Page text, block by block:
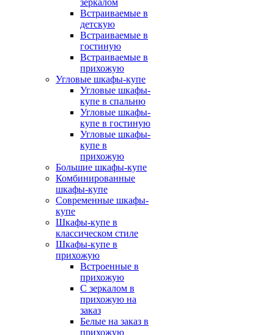
зеркалом
Встраиваемые в
детскую
Встраиваемые в
гостиную
Встраиваемые в
прихожую
Угловые шкафы-купе
Угловые шкафы-
купе в спальню
Угловые шкафы-
купе в гостиную
Угловые шкафы-
купе в
прихожую
Большие шкафы-купе
Комбинированные
шкафы-купе
Современные шкафы-
купе
Шкафы-купе в
классическом стиле
Шкафы-купе в
прихожую
Встроенные в
прихожую
С зеркалом в
прихожую на
заказ
Белые на заказ в
прихожую